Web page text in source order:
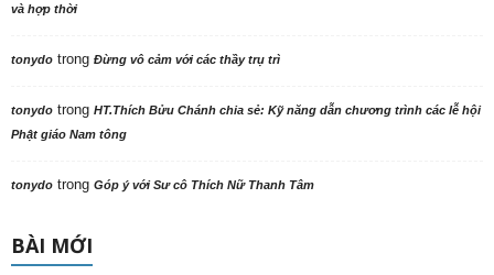
và hợp thời
tonydo trong Đừng vô cảm với các thầy trụ trì
tonydo trong HT.Thích Bửu Chánh chia sẻ: Kỹ năng dẫn chương trình các lễ hội
Phật giáo Nam tông
tonydo trong Góp ý với Sư cô Thích Nữ Thanh Tâm
BÀI MỚI